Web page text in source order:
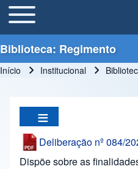
Main Menu
Toggle main menu
Biblioteca: Regimento
Início Institucional
Deliberação nº 084/
Dispõe sobre as